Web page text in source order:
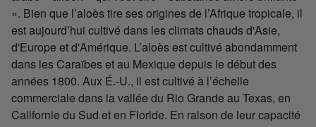
». Bien que l’aloès tire ses origines de l’Afrique tropicale, il
est aujourd’hui cultivé dans les climats chauds d'Asie,
d'Europe et d'Amérique. L’aloès est cultivé abondamment
dans les Caraïbes et au Mexique depuis le début des
années 1800. Aux É.-U., il est cultivé à l’échelle
commerciale dans la vallée du Rio Grande au Texas, en
Californie du Sud et en Floride. En raison de leur capacité